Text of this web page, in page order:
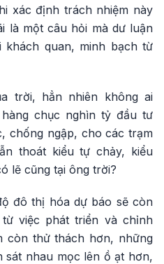
xác định trách nhiệm này
là một câu hỏi mà dư luận
quan, minh bạch từ
trời, hẳn nhiên không ai
chục nghìn tỷ đầu tư
chống ngập, cho các trạm
thoát kiểu tự chảy, kiểu
lẽ cũng tại ông trời?
đô thị hóa dự báo sẽ còn
việc phát triển và chỉnh
còn thử thách hơn, những
sát nhau mọc lên ồ ạt hơn,